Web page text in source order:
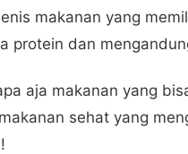
makanan yang
protein dan
aja makanan yang
sehat yang